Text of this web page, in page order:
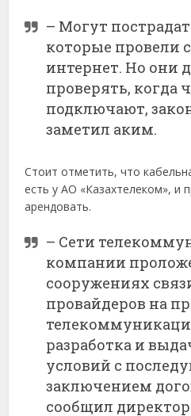
– Могут
которые провели
интернет. Но они
проверять, когда
подключают,
заметил аким.
Стоит отметить, что
есть у АО «Казахтелеком», и
арендовать.
– Cети
компании
сооружениях
провайдеров на
разработка и
условий с
заключением
сообщил